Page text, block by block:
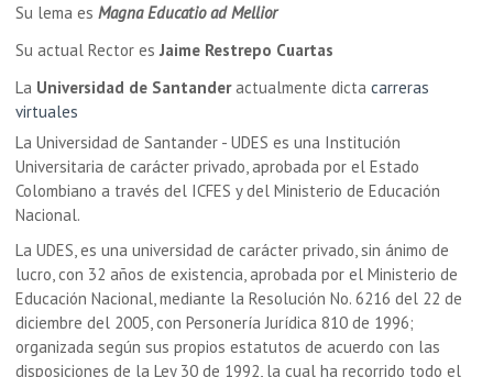
Su lema es Magna Educatio ad Mellior
Su actual Rector esJaime Restrepo Cuartas
La Universidad de Santanderactualmente dicta carreras
virtuales
La Universidad de Santander - UDES es una Institución
Universitaria de carácter privado, aprobada por el Estado
Colombiano a través del ICFES y del Ministerio de Educación
Nacional.
La UDES, es una universidad de carácter privado, sin ánimo de
lucro, con 32 años de existencia, aprobada por el Ministerio de
Educación Nacional, mediante la Resolución No. 6216 del 22 de
diciembre del 2005, con Personería Jurídica 810 de 1996;
organizada según sus propios estatutos de acuerdo con las
disposiciones de la Ley 30 de 1992, la cual ha recorrido todo el